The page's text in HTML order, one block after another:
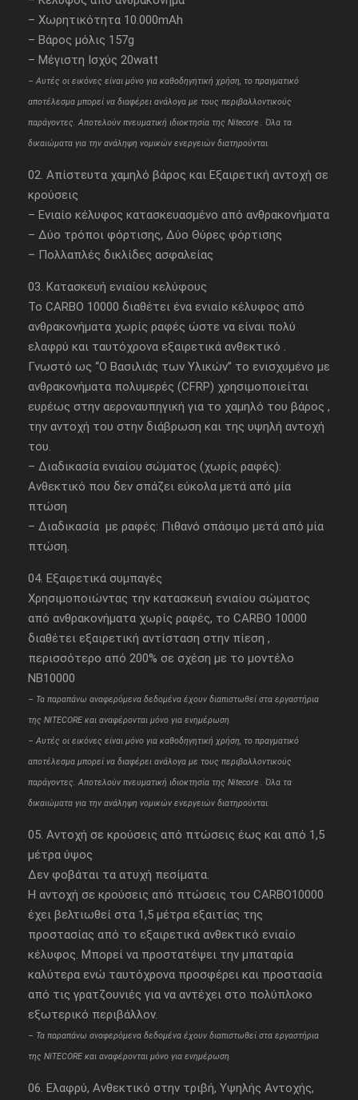
– Χωρητικότητα 10.000mAh
– Βάρος μόλις 157g
– Μέγιστη Ισχύς 20watt
– Aυτές οι εικόνες είναι μόνο για καθοδηγητική χρήση, το πραγματικό
αποτέλεσμα μπορεί να διαφέρει ανάλογα με τους περιβαλλοντικούς
παράγοντες. Αποτελούν πνευματική ιδιοκτησία της Nitecore . Όλα τα
δικαιώματα για την ανάληψη νομικών ενεργειών διατηρούνται.
02. Απίστευτα χαμηλό βάρος και Εξαιρετική αντοχή σε
κρούσεις
– Ενιαίο κέλυφος κατασκευασμένο από ανθρακονήματα
– Δύο τρόποι φόρτισης, Δύο Θύρες φόρτισης
– Πολλαπλές δικλίδες ασφαλείας
03. Κατασκευή ενιαίου κελύφους
Το CARBO 10000 διαθέτει ένα ενιαίο κέλυφος από
ανθρακονήματα χωρίς ραφές ώστε να είναι πολύ
ελαφρύ και ταυτόχρονα εξαιρετικά ανθεκτικό .
Γνωστό ως “Ο Βασιλιάς των Υλικών” το ενισχυμένο με
ανθρακονήματα πολυμερές (CFRP) χρησιμοποιείται
ευρέως στην αεροναυπηγική για το χαμηλό του βάρος ,
την αντοχή του στην διάβρωση και της υψηλή αντοχή
του.
– Διαδικασία ενιαίου σώματος (χωρίς ραφές):
Ανθεκτικό που δεν σπάζει εύκολα μετά από μία
πτώση
– Διαδικασία με ραφές: Πιθανό σπάσιμο μετά από μία
πτώση.
04. Εξαιρετικά συμπαγές
Χρησιμοποιώντας την κατασκευή ενιαίου σώματος
από ανθρακονήματα χωρίς ραφές, το CARBO 10000
διαθέτει εξαιρετική αντίσταση στην πίεση ,
περισσότερο από 200% σε σχέση με το μοντέλο
NB10000
– Τα παραπάνω αναφερόμενα δεδομένα έχουν διαπιστωθεί στα εργαστήρια
της NITECORE και αναφέρονται μόνο για ενημέρωση.
– Aυτές οι εικόνες είναι μόνο για καθοδηγητική χρήση, το πραγματικό
αποτέλεσμα μπορεί να διαφέρει ανάλογα με τους περιβαλλοντικούς
παράγοντες. Αποτελούν πνευματική ιδιοκτησία της Nitecore . Όλα τα
δικαιώματα για την ανάληψη νομικών ενεργειών διατηρούνται.
05. Αντοχή σε κρούσεις από πτώσεις έως και από 1,5
μέτρα ύψος
Δεν φοβάται τα ατυχή πεσίματα.
Η αντοχή σε κρούσεις από πτώσεις του CARBO10000
έχει βελτιωθεί στα 1,5 μέτρα εξαιτίας της
προστασίας από το εξαιρετικά ανθεκτικό ενιαίο
κέλυφος. Μπορεί να προστατέψει την μπαταρία
καλύτερα ενώ ταυτόχρονα προσφέρει και προστασία
από τις γρατζουνιές για να αντέχει στο πολύπλοκο
εξωτερικό περιβάλλον.
– Τα παραπάνω αναφερόμενα δεδομένα έχουν διαπιστωθεί στα εργαστήρια
της NITECORE και αναφέρονται μόνο για ενημέρωση.
06. Ελαφρύ, Ανθεκτικό στην τριβή, Υψηλής Αντοχής,